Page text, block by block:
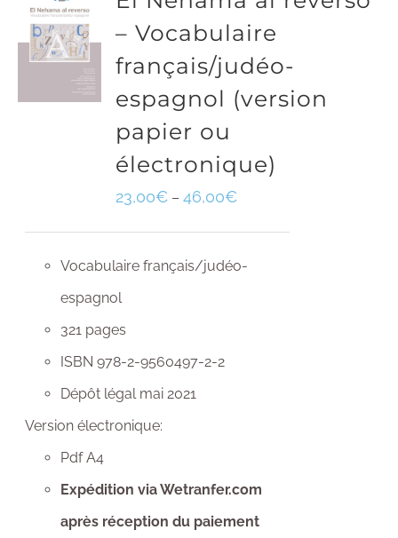
– Vocabulaire
français/judéo-
espagnol (version
papier ou
électronique)
23,00€ –46,00€
Vocabulaire français/judéo-
espagnol
321 pages
ISBN 978-2-9560497-2-2
Dépôt légal mai 2021
Version électronique:
Pdf A4
Expédition via Wetranfer.com
après réception du paiement